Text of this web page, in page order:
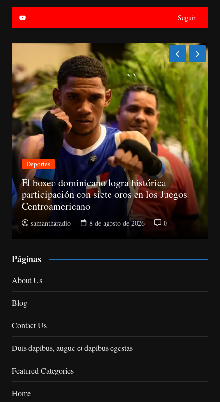
Seguir
Deportes
El boxeo dominicano logra histórica
participación con siete oros en los Juegos
Centroamericano
samantharadio 8 de agosto de 2026 0
Páginas
About Us
Blog
Contact Us
Duis dapibus, augue et dapibus egestas
Featured Categories
Home